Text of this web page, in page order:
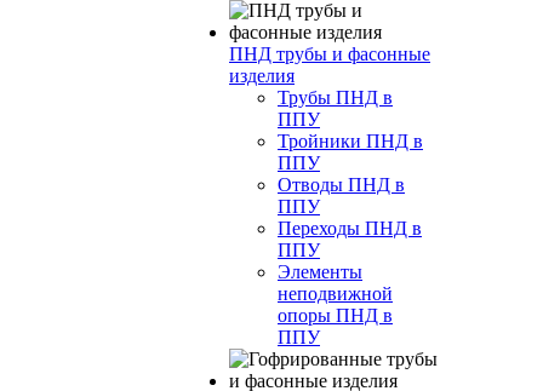
ПНД трубы и фасонные
изделия
Трубы ПНД в
ППУ
Тройники ПНД в
ППУ
Отводы ПНД в
ППУ
Переходы ПНД в
ППУ
Элементы
неподвижной
опоры ПНД в
ППУ